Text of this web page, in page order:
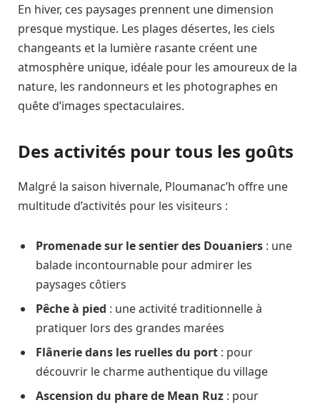
En hiver, ces paysages prennent une dimension
presque mystique. Les plages désertes, les ciels
changeants et la lumière rasante créent une
atmosphère unique, idéale pour les amoureux de la
nature, les randonneurs et les photographes en
quête d’images spectaculaires.
Des activités pour tous les goûts
Malgré la saison hivernale, Ploumanac’h offre une
multitude d’activités pour les visiteurs :
Promenade sur le sentier des Douaniers : une
balade incontournable pour admirer les
paysages côtiers
Pêche à pied : une activité traditionnelle à
pratiquer lors des grandes marées
Flânerie dans les ruelles du port : pour
découvrir le charme authentique du village
Ascension du phare de Mean Ruz : pour